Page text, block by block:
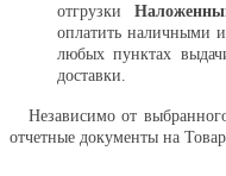
отгрузки
оплатить наличными
любых пунктах
доставки.
Независимо от
отчетные документы на